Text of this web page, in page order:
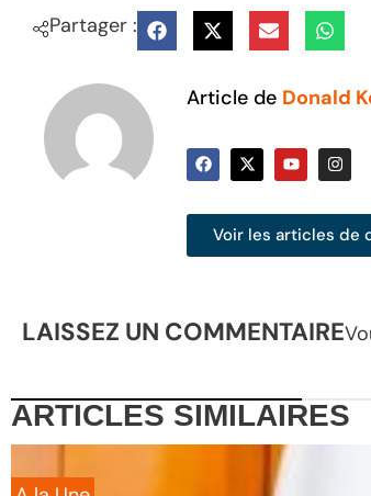
Partager :
Article de Donald
Voir les articles de
LAISSEZ UN COMMENTAIRE
ARTICLES SIMILAIRES